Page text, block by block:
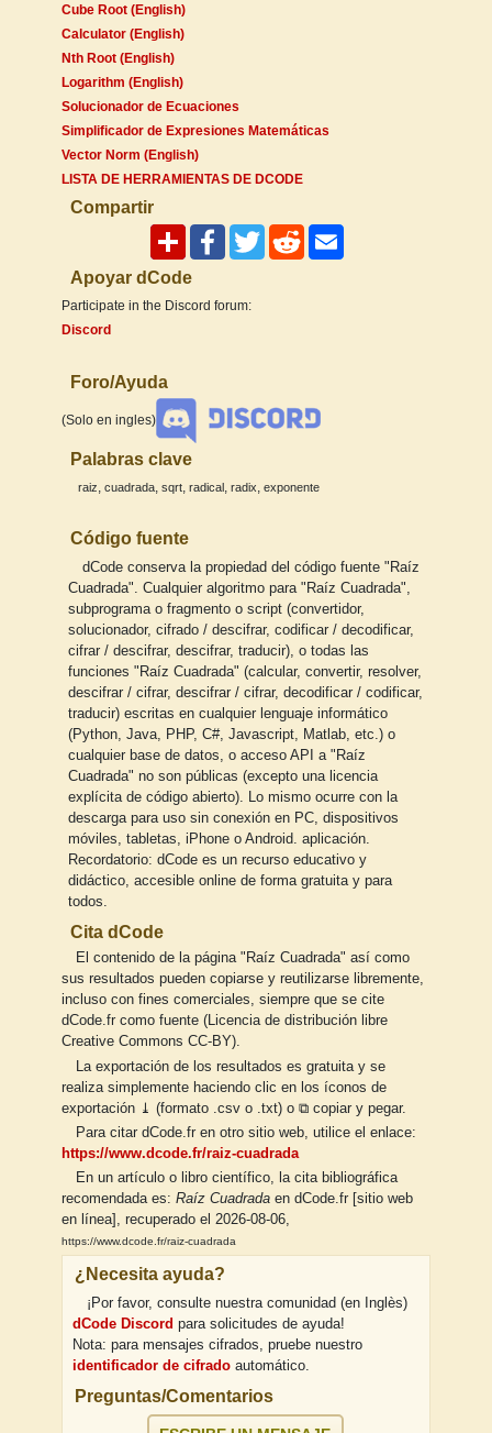
Cube Root (English)
Calculator (English)
Nth Root (English)
Logarithm (English)
Solucionador de Ecuaciones
Simplificador de Expresiones Matemáticas
Vector Norm (English)
LISTA DE HERRAMIENTAS DE DCODE
Compartir
Apoyar dCode
Participate in the Discord forum:
Discord
Foro/Ayuda
(Solo en ingles)
Palabras clave
raiz, cuadrada, sqrt, radical , radix, exponente
Código fuente
dCode conserva la propiedad del código fuente "Raíz
Cuadrada". Cualquier algoritmo para "Raíz Cuadrada",
subprograma o fragmento o script (convertidor,
solucionador, cifrado / descifrar, codificar / decodificar,
cifrar / descifrar, descifrar, traducir), o todas las
funciones "Raíz Cuadrada" (calcular, convertir, resolver,
descifrar / cifrar, descifrar / cifrar, decodificar / codificar,
traducir) escritas en cualquier lenguaje informático
(Python, Java, PHP, C#, Javascript, Matlab, etc.) o
cualquier base de datos, o acceso API a "Raíz
Cuadrada" no son públicas (excepto una licencia
explícita de código abierto). Lo mismo ocurre con la
descarga para uso sin conexión en PC, dispositivos
móviles, tabletas, iPhone o Android. aplicación.
Recordatorio: dCode es un recurso educativo y
didáctico, accesible online de forma gratuita y para
todos.
Cita dCode
El contenido de la página "Raíz Cuadrada" así como
sus resultados pueden copiarse y reutilizarse libremente,
incluso con fines comerciales, siempre que se cite
dCode.fr como fuente (Licencia de distribución libre
Creative Commons CC-BY).
La exportación de los resultados es gratuita y se
realiza simplemente haciendo clic en los íconos de
exportación ⤓ (formato .csv o .txt) o ⧉ copiar y pegar.
Para citar dCode.fr en otro sitio web, utilice el enlace:
https://www.dcode.fr/raiz-cuadrada
En un artículo o libro científico, la cita bibliográfica
recomendada es: Raíz Cuadrada en dCode.fr [sitio web
en línea], recuperado el 2026-08-06,
https://www.dcode.fr/raiz-cuadrada
¿Necesita ayuda?
¡Por favor, consulte nuestra comunidad (en Inglès)
dCode Discord para solicitudes de ayuda!
Nota: para mensajes cifrados, pruebe nuestro
identificador de cifrado automático.
Preguntas/Comentarios